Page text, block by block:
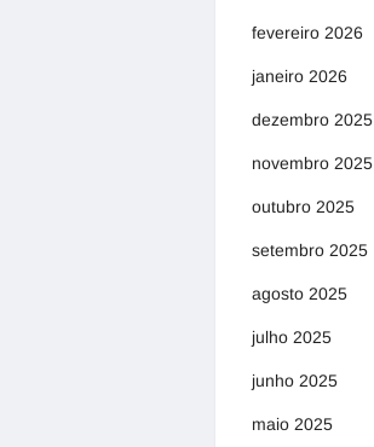
fevereiro 2026
janeiro 2026
dezembro 2025
novembro 2025
outubro 2025
setembro 2025
agosto 2025
julho 2025
junho 2025
maio 2025